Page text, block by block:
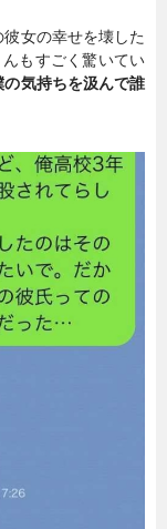
彼女の幸せを壊した
もすごく驚いてい
気持ちを汲んで誰